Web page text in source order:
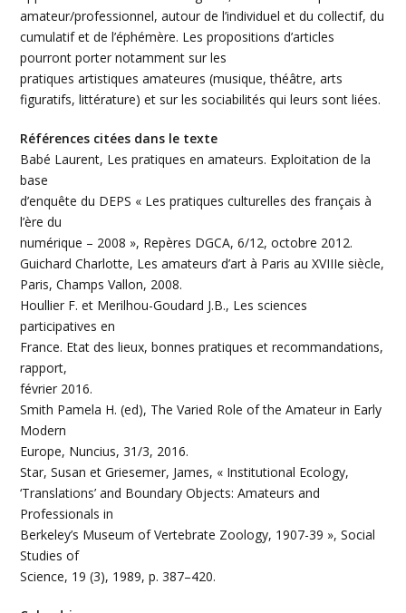
amateur/professionnel, autour de l’individuel et du collectif, du
cumulatif et de l’éphémère. Les propositions d’articles
pourront porter notamment sur les
pratiques artistiques amateures (musique, théâtre, arts
figuratifs, littérature) et sur les sociabilités qui leurs sont liées.
Références citées dans le texte
Babé Laurent, Les pratiques en amateurs. Exploitation de la
base
d’enquête du DEPS « Les pratiques culturelles des français à
l’ère du
numérique – 2008 », Repères DGCA, 6/12, octobre 2012.
Guichard Charlotte, Les amateurs d’art à Paris au XVIIIe siècle,
Paris, Champs Vallon, 2008.
Houllier F. et Merilhou-Goudard J.B., Les sciences
participatives en
France. Etat des lieux, bonnes pratiques et recommandations,
rapport,
février 2016.
Smith Pamela H. (ed), The Varied Role of the Amateur in Early
Modern
Europe, Nuncius, 31/3, 2016.
Star, Susan et Griesemer, James, « Institutional Ecology,
‘Translations’ and Boundary Objects: Amateurs and
Professionals in
Berkeley’s Museum of Vertebrate Zoology, 1907-39 », Social
Studies of
Science, 19 (3), 1989, p. 387–420.